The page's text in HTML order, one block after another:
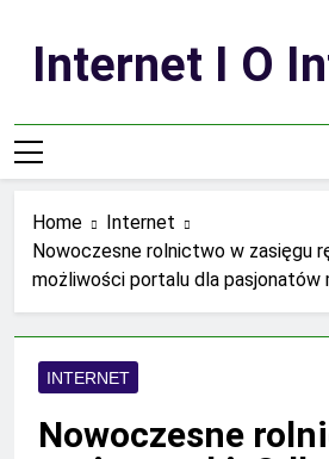
contentInternet I O
Home
Internet
Nowoczesne rolnictwo w zasięgu
możliwości portalu dla pasjonatów
INTERNET
Nowoczesne